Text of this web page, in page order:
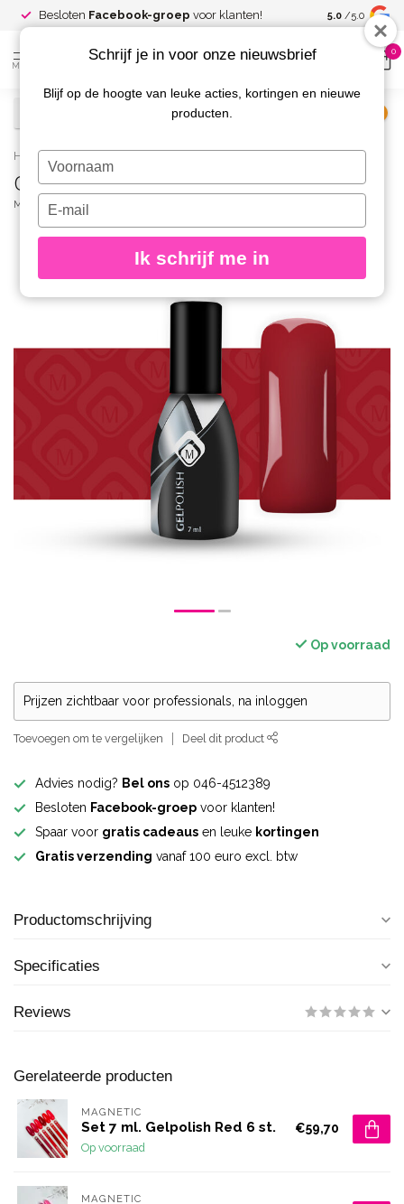
Besloten Facebook-groep voor klanten! Spaar voor
kortingen
5.0 /5.0
MENU
0
Home / Gelpolish 7 ml. Red 7
Gelpolish 7 ml. Red 7
MAGNETIC
Op voorraad
Prijzen zichtbaar voor professionals, na inloggen
Toevoegen om te vergelijken Deel dit product
Advies nodig? Bel ons op 046-4512389
Besloten Facebook-groep voor klanten!
Spaar voor gratis cadeaus en leuke kortingen
Gratis verzending vanaf 100 euro excl. btw
Productomschrijving
Specificaties
Reviews
Gerelateerde producten
MAGNETIC
Set 7 ml. Gelpolish Red 6 st.
Op voorraad
€59,70
MAGNETIC
Schrijf je in voor onze nieuwsbrief
Blijf op de hoogte van leuke acties, kortingen en nieuwe
producten.
Typ
je
naam
Typ
je
e-
in
Ik schrijf me in